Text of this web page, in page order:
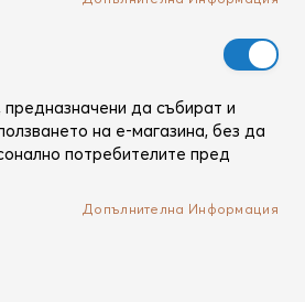
да събират и
на е-магазина, без да
потребителите пред
Допълнителна Информация